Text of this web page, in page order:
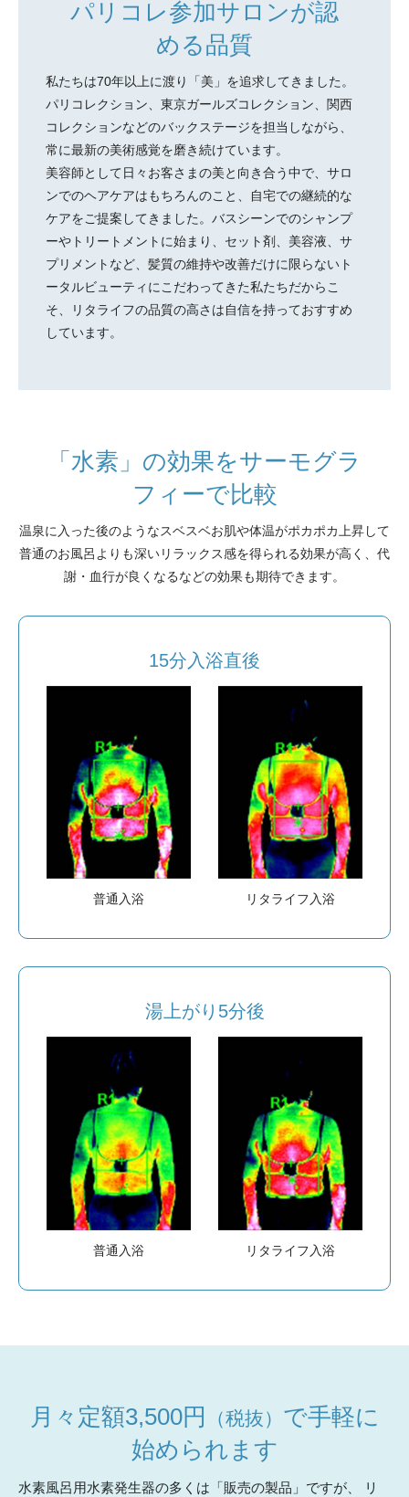
パリコレ参加サロンが認
める品質
私たちは70年以上に渡り「美」を追求してきました。
パリコレクション、東京ガールズコレクション、関西
コレクションなどのバックステージを担当しながら、
常に最新の美術感覚を磨き続けています。
美容師として日々お客さまの美と向き合う中で、サロ
ンでのヘアケアはもちろんのこと、自宅での継続的な
ケアをご提案してきました。バスシーンでのシャンプ
ーやトリートメントに始まり、セット剤、美容液、サ
プリメントなど、髪質の維持や改善だけに限らないト
ータルビューティにこだわってきた私たちだからこ
そ、リタライフの品質の高さは自信を持っておすすめ
しています。
「水素」の効果をサーモグラ
フィーで比較
温泉に入った後のようなスベスベお肌や体温がポカポカ上昇して
普通のお風呂よりも深いリラックス感を得られる効果が高く、代
謝・血行が良くなるなどの効果も期待できます。
15分入浴直後
普通入浴 リタライフ入浴
湯上がり5分後
普通入浴 リタライフ入浴
月々定額3,500円 （税抜） で手軽に
始められます
水素風呂用水素発生器の多くは「販売の製品」ですが、
リ